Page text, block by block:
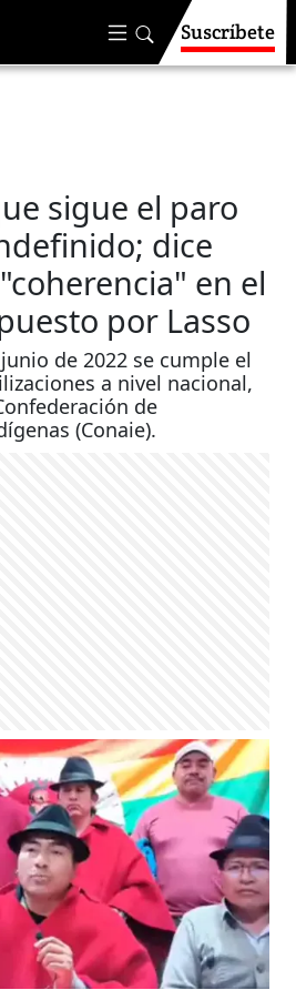
Suscríbete
sigue el paro
dice
en el
por Lasso
de 2022 se cumple el
a nivel nacional,
de
(Conaie).